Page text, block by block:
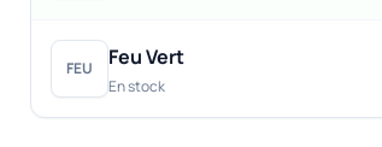
FEU Feu Vert
En stock